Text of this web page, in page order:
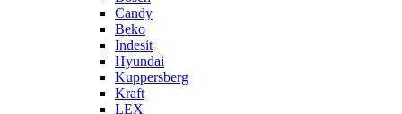
Candy
Beko
Indesit
Hyundai
Kuppersberg
Kraft
LEX